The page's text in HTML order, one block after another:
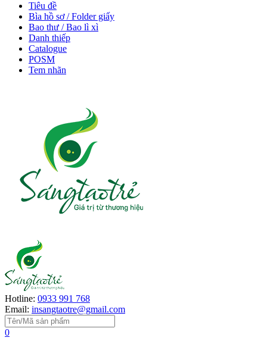
Tiêu đề
Bìa hồ sơ / Folder giấy
Bao thư / Bao lì xì
Danh thiếp
Catalogue
POSM
Tem nhãn
Hotline: 0933 991 768
Email: insangtaotre@gmail.com
0